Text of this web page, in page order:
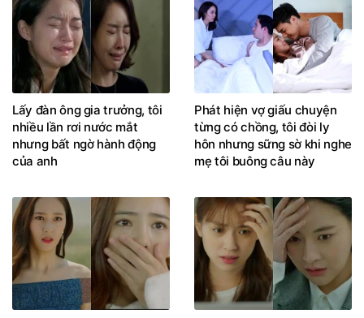
Lấy đàn ông gia trưởng, tôi
nhiều lần rơi nước mắt
nhưng bất ngờ hành động
của anh
Phát hiện vợ giấu chuyện
từng có chồng, tôi đòi ly
hôn nhưng sững sờ khi nghe
mẹ tôi buông câu này